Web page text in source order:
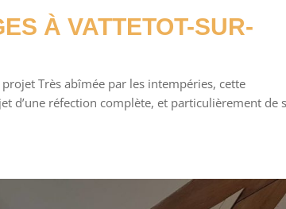
À VATTETOT-SUR-
Très abîmée par les intempéries, cette
d’une réfection complète, et particulièrement de